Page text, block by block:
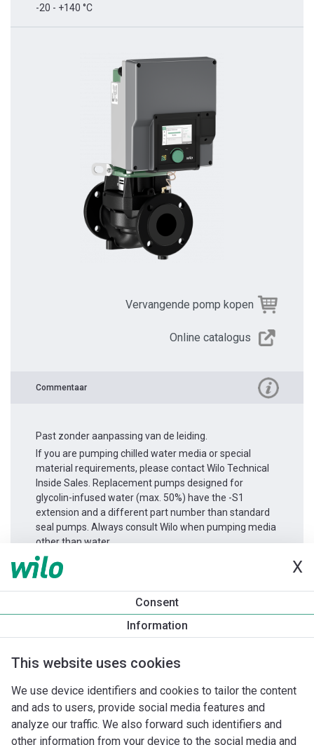
X
Consent
Information
This website uses cookies
We use device identifiers and cookies to tailor the content
and ads to users, provide social media features and
analyze our traffic. We also forward such identifiers and
other information from your device to the social media and
-20 - +140 °C
Vervangende pomp kopen
Online catalogus
Commentaar
Past zonder aanpassing van de leiding.
If you are pumping chilled water media or special
material requirements, please contact Wilo Technical
Inside Sales. Replacement pumps designed for
glycolin-infused water (max. 50%) have the -S1
extension and a different part number than standard
seal pumps. Always consult Wilo when pumping media
other than water.
Productinformatie
Stratos GIGA2.0-I 65/1-15/1,5